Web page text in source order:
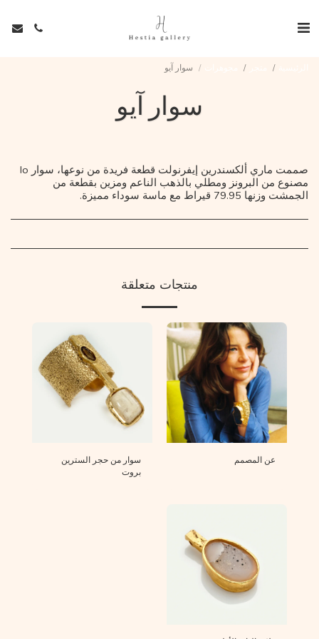
سوار آيو
سوار آيو
صممت ماري ألكسندرين إيفرنولت قطعة فريدة من نوعها، سوار Io
مصنوع من البرونز ومطلي بالذهب الناعم ومزين بقطعة من
الجمشت وزنها 79.95 قيراط مع ماسة سوداء مميزة.
منتجات متعلقة
عن المصمم
سوار من حجر السترين
بروت